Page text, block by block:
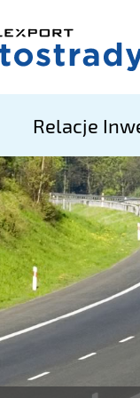
Relacje